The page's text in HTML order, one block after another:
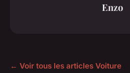
Enzo
← Voir tous les articles Voiture